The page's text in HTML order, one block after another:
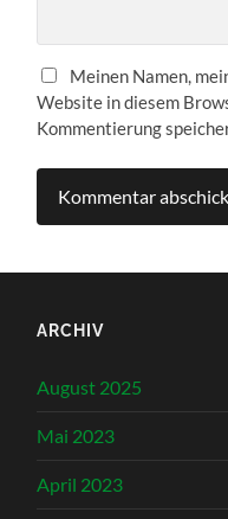
Meinen Namen,
Website in diesem
Kommentierung
ARCHIV
August 2025
Mai 2023
April 2023